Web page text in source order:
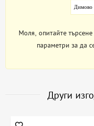
Димово
Моля, опитайте
параметри за да
Други